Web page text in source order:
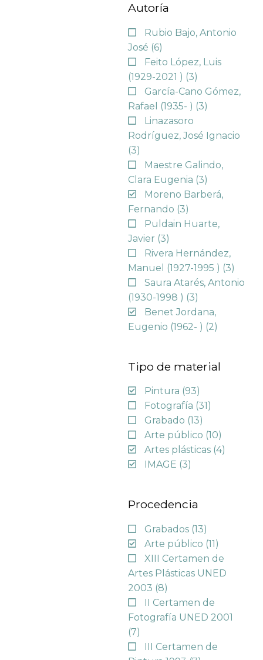
Autoría
Rubio Bajo, Antonio
José (6)
Feito López, Luis
(1929-2021 ) (3)
García-Cano Gómez,
Rafael (1935- ) (3)
Linazasoro
Rodríguez, José Ignacio
(3)
Maestre Galindo,
Clara Eugenia (3)
Moreno Barberá,
Fernando (3)
Puldain Huarte,
Javier (3)
Rivera Hernández,
Manuel (1927-1995 ) (3)
Saura Atarés, Antonio
(1930-1998 ) (3)
Benet Jordana,
Eugenio (1962- ) (2)
Tipo de material
Pintura (93)
Fotografía (31)
Grabado (13)
Arte público (10)
Artes plásticas (4)
IMAGE (3)
Procedencia
Grabados (13)
Arte público (11)
XIII Certamen de
Artes Plásticas UNED
2003 (8)
II Certamen de
Fotografía UNED 2001
(7)
III Certamen de